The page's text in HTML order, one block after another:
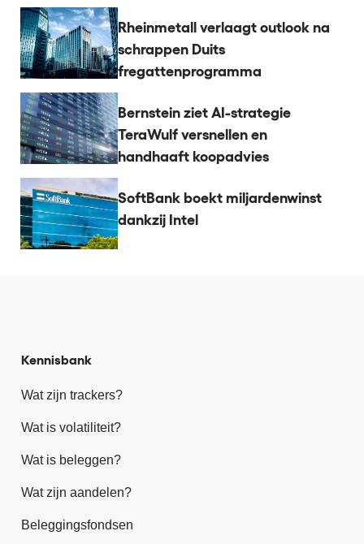
Rheinmetall verlaagt outlook na
schrappen Duits
fregattenprogramma
Bernstein ziet AI-strategie
TeraWulf versnellen en
handhaaft koopadvies
SoftBank boekt miljardenwinst
dankzij Intel
Kennisbank
Wat zijn trackers?
Wat is volatiliteit?
Wat is beleggen?
Wat zijn aandelen?
Beleggingsfondsen